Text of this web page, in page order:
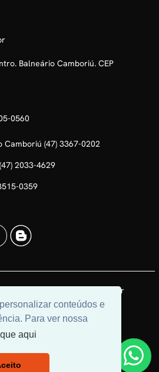
conteúdos e
Para ver nossa
aqui
Balneário Camboriú. CEP
0560
Camboriú (47) 3367-0202
2033-4629
0359
3235J | Desenvolvido por